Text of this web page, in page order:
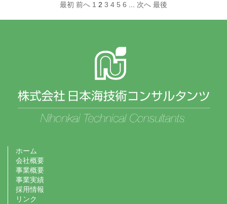
最初 前へ 1 2 3 4 5 6 次へ 最後
ホーム
会社概要
事業概要
事業実績
採用情報
リンク